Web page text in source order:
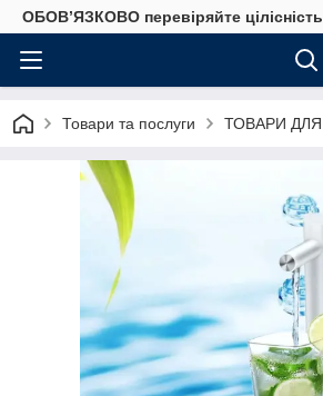
ОБОВ’ЯЗКОВО перевіряйте
Товари та послуги ТОВАРИ